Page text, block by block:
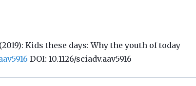
Kids these days: Why the youth of today
DOI: 10.1126/sciadv.aav5916